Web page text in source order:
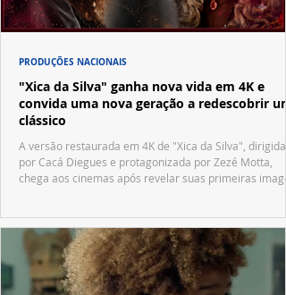
"Xica da Silva" ganha nova vida em 4K e
convida uma nova geração a redescobrir um
clássico
A versão restaurada em 4K de "Xica da Silva", dirigida
por Cacá Diegues e protagonizada por Zezé Motta,
chega aos cinemas após revelar suas primeiras
PRODUÇÕES NACIONAIS